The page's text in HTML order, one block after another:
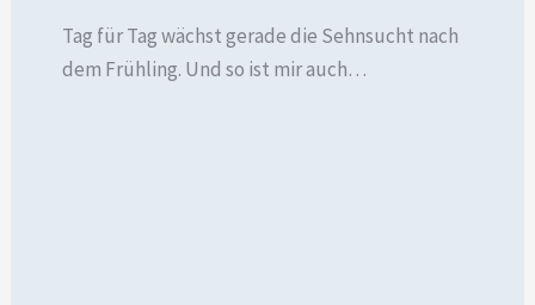
Tag für Tag wächst gerade die Sehnsucht nach
dem Frühling. Und so ist mir auch…